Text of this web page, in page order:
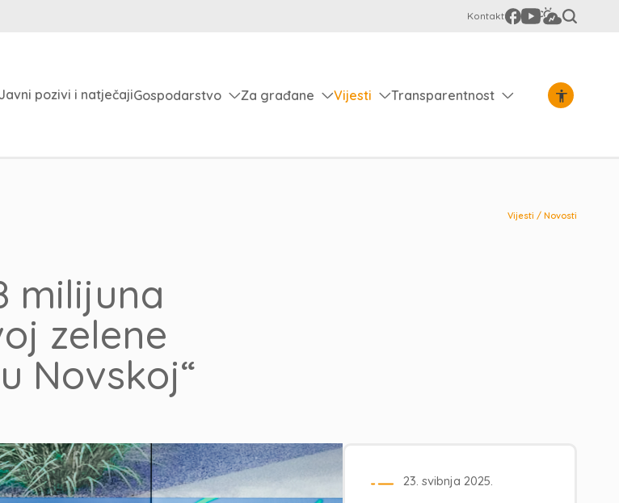
Kontakt
Javni pozivi i natječajiGospodarstvo Za građane Vijesti Transparentnost
Vijesti / Novosti
milijuna
zelene
Novskoj“
23. svibnja 2025.